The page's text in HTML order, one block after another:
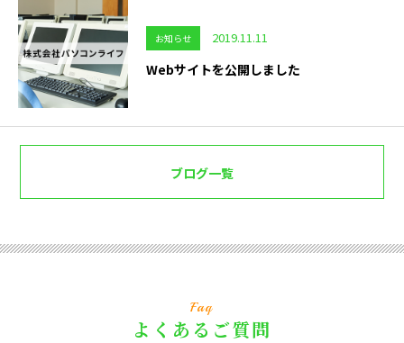
お知らせ 2019.11.11
Webサイトを公開しました
ブログ一覧
Faq
よくあるご質問